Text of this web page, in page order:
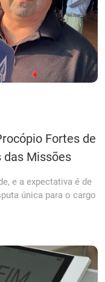
Fortes de
das Missões
e a expectativa é de
única para o cargo